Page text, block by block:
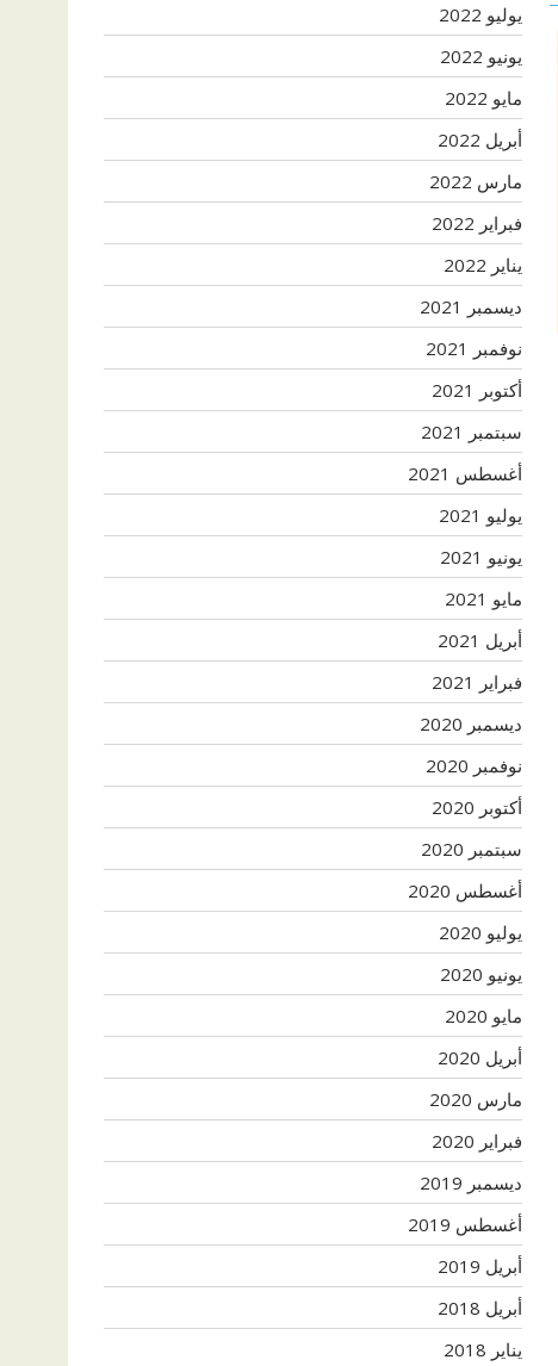
يوليو 2022
يونيو 2022
مايو 2022
أبريل 2022
مارس 2022
فبراير 2022
يناير 2022
ديسمبر 2021
نوفمبر 2021
أكتوبر 2021
سبتمبر 2021
أغسطس 2021
يوليو 2021
يونيو 2021
مايو 2021
أبريل 2021
فبراير 2021
ديسمبر 2020
نوفمبر 2020
أكتوبر 2020
سبتمبر 2020
أغسطس 2020
يوليو 2020
يونيو 2020
مايو 2020
أبريل 2020
مارس 2020
فبراير 2020
ديسمبر 2019
أغسطس 2019
أبريل 2019
أبريل 2018
يناير 2018